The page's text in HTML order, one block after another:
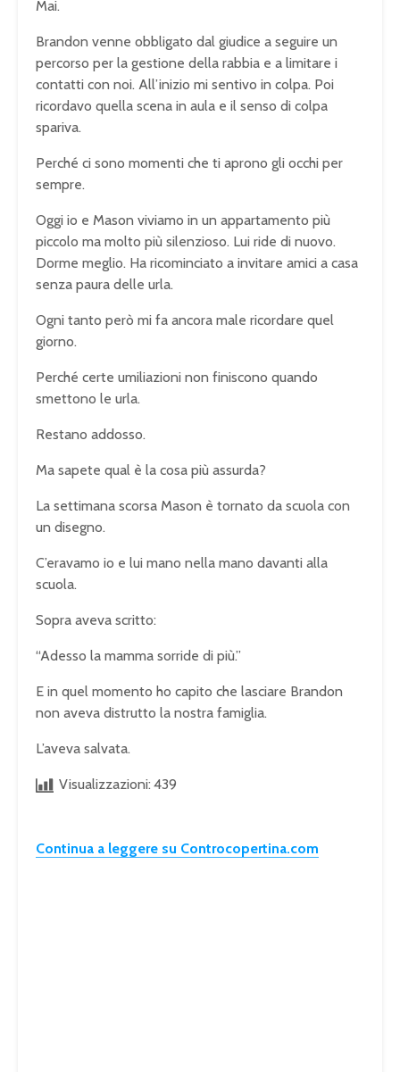
Mai.
Brandon venne obbligato dal giudice a seguire un
percorso per la gestione della rabbia e a limitare i
contatti con noi. All’inizio mi sentivo in colpa. Poi
ricordavo quella scena in aula e il senso di colpa
spariva.
Perché ci sono momenti che ti aprono gli occhi per
sempre.
Oggi io e Mason viviamo in un appartamento più
piccolo ma molto più silenzioso. Lui ride di nuovo.
Dorme meglio. Ha ricominciato a invitare amici a casa
senza paura delle urla.
Ogni tanto però mi fa ancora male ricordare quel
giorno.
Perché certe umiliazioni non finiscono quando
smettono le urla.
Restano addosso.
Ma sapete qual è la cosa più assurda?
La settimana scorsa Mason è tornato da scuola con
un disegno.
C’eravamo io e lui mano nella mano davanti alla
scuola.
Sopra aveva scritto:
“Adesso la mamma sorride di più.”
E in quel momento ho capito che lasciare Brandon
non aveva distrutto la nostra famiglia.
L’aveva salvata.
Visualizzazioni: 439
Continua a leggere su Controcopertina.com